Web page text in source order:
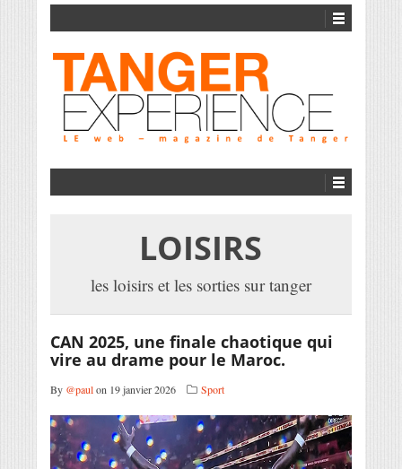
LOISIRS
les loisirs et les sorties sur tanger
CAN 2025, une finale chaotique qui
vire au drame pour le Maroc.
By @paulon 19 janvier 2026 Sport